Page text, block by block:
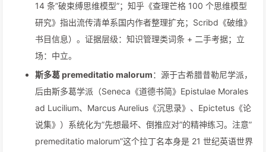
14 条”破束缚思维模型”；知乎《查理芒格 100 个思维模型
研究》指出流传清单系国内作者整理扩充；Scribd《破维》
书目信息）。证据层级：知识管理类词条 + 二手考据；立
场：中立。
斯多葛 premeditatio malorum：源于古希腊昔勒尼学派，
后由斯多葛学派（Seneca《道德书简》Epistulae Morales
ad Lucilium、Marcus Aurelius《沉思录》、Epictetus《论
说集》）系统化为”先想最坏、倒推应对”的精神练习。注意”
premeditatio malorum”这个拉丁名本身是 21 世纪英语世界